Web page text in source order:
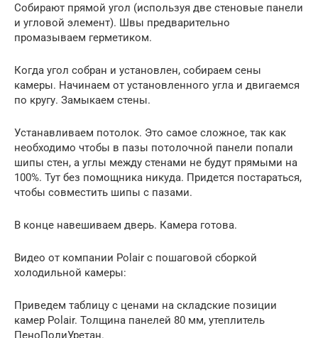
Собирают прямой угол (используя две стеновые панели
и угловой элемент). Швы предварительно
промазываем герметиком.
Когда угол собран и установлен, собираем сены
камеры. Начинаем от установленного угла и двигаемся
по кругу. Замыкаем стены.
Устанавливаем потолок. Это самое сложное, так как
необходимо чтобы в пазы потолочной панели попали
шипы стен, а углы между стенами не будут прямыми на
100%. Тут без помощника никуда. Придется постараться,
чтобы совместить шипы с пазами.
В конце навешиваем дверь. Камера готова.
Видео от компании Polair с пошаговой сборкой
холодильной камеры:
Приведем таблицу с ценами на складские позиции
камер Polair. Толщина панелей 80 мм, утеплитель
ПеноПолиУретан.